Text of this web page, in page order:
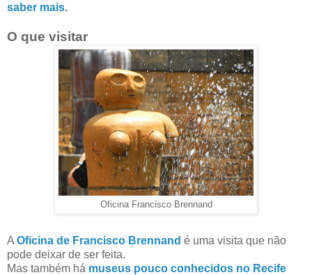
saber mais.
O que visitar
Oficina Francisco Brennand
A Oficina de Francisco Brennand é uma visita que não
pode deixar de ser feita.
Mas também há museus pouco conhecidos no Recife